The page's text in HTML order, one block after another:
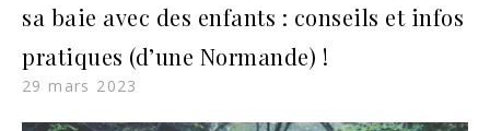
sa baie avec des enfants : conseils et infos
pratiques (d’une Normande) !
29 mars 2023